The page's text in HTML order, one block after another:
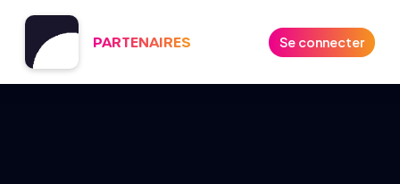
PARTENAIRES Se connecter